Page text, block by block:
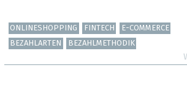
ONLINESHOPPING FINTECH
E-COMMERCE
BEZAHLARTEN
BEZAHLMETHODIK